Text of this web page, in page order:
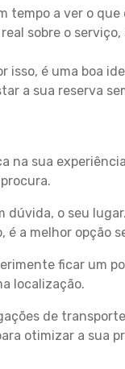
tempo a ver o
sobre o
isso, é uma boa
a sua reserva
sua
dúvida, o seu
a melhor opção
ficar um
localização.
de
otimizar a